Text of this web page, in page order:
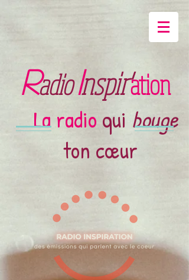
RadioInspir'ation
La radio qui bouge
ton cœur